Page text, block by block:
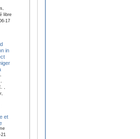
libre
17
in
,
et